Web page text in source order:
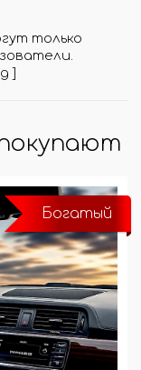
только
]
Богатый